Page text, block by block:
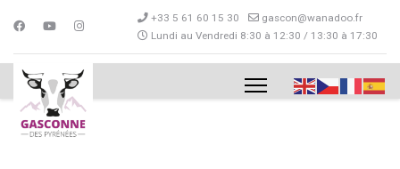
+33 5 61 60 15 30
gascon@wanadoo.fr
Lundi au Vendredi 8:30 à 12:30 / 13:30 à 17:30